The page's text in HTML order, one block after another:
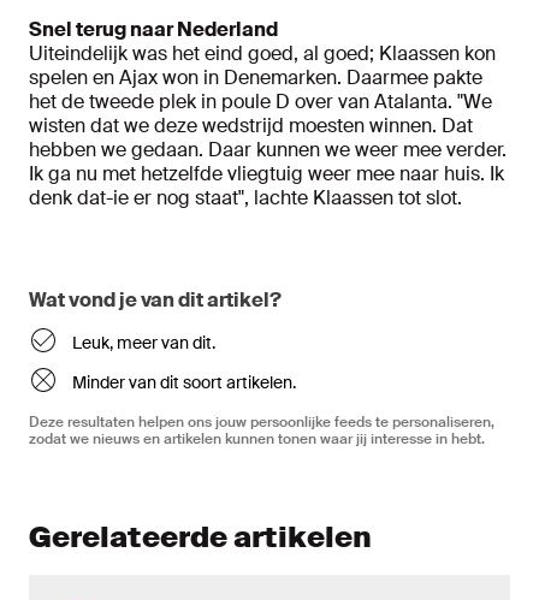
Snel terug naar Nederland
Uiteindelijk was het eind goed, al goed; Klaassen kon
spelen en Ajax won in Denemarken. Daarmee pakte
het de tweede plek in poule D over van Atalanta. "We
wisten dat we deze wedstrijd moesten winnen. Dat
hebben we gedaan. Daar kunnen we weer mee verder.
Ik ga nu met hetzelfde vliegtuig weer mee naar huis. Ik
denk dat-ie er nog staat", lachte Klaassen tot slot.
Wat vond je van dit artikel?
Leuk, meer van dit.
Minder van dit soort artikelen.
Deze resultaten helpen ons jouw persoonlijke feeds te personaliseren,
zodat we nieuws en artikelen kunnen tonen waar jij interesse in hebt.
Gerelateerde artikelen